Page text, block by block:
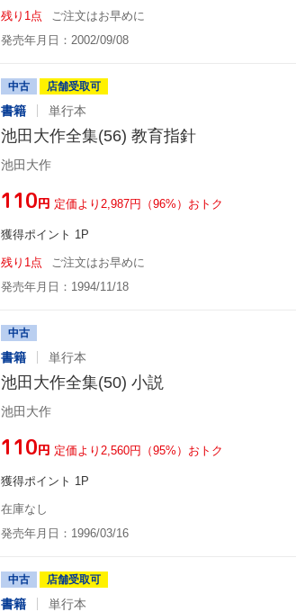
残り1点
ご注文はお早めに
発売年月日：2002/09/08
中古 店舗受取可
書籍 単行本
池田大作全集(56) 教育指針
池田大作
¥110円 定価より2,987円（96%）おトク
獲得ポイント 1P
残り1点
ご注文はお早めに
発売年月日：1994/11/18
中古
書籍 単行本
池田大作全集(50) 小説
池田大作
¥110円 定価より2,560円（95%）おトク
獲得ポイント 1P
在庫なし
発売年月日：1996/03/16
中古 店舗受取可
書籍 単行本